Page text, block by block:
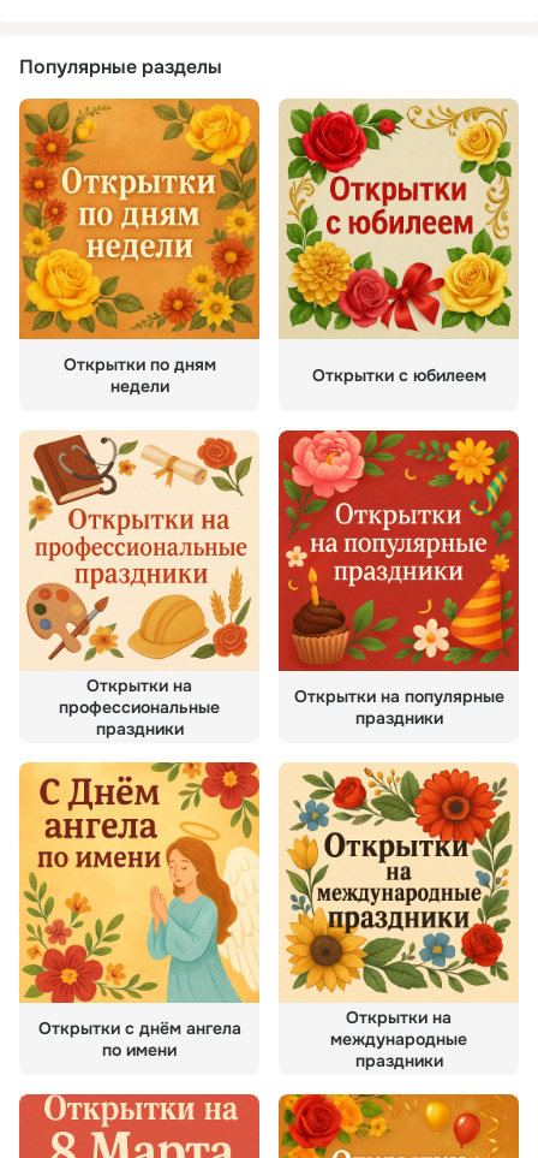
Популярные разделы
Открытки по дням
недели
Открытки с юбилеем
Открытки на
профессиональные
праздники
Открытки на популярные
праздники
Открытки с днём ангела
по имени
Открытки на
международные
праздники